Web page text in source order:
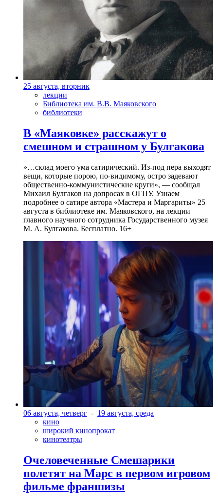
25 августа, вторник
лекции
Библиотека им. В.В. Маяковского
библиотеки
В «Маяковке» расскажут о
смешном и страшном у Булгакова
»…склад моего ума сатирический. Из-под пера выходят
вещи, которые порою, по-видимому, остро задевают
общественно-коммунистические круги», — сообщал
Михаил Булгаков на допросах в ОГПУ. Узнаем
подробнее о сатире автора «Мастера и Маргариты» 25
августа в библиотеке им. Маяковского, на лекции
главного научного сотрудника Государственного музея
М. А. Булгакова. Бесплатно. 16+
06 августа, четверг - 19 августа, среда
кино
широкий кинопрокат
кинотеатры
Очеловеченные Смешарики
полетят на Марс в первом игровом
фильме франшизы